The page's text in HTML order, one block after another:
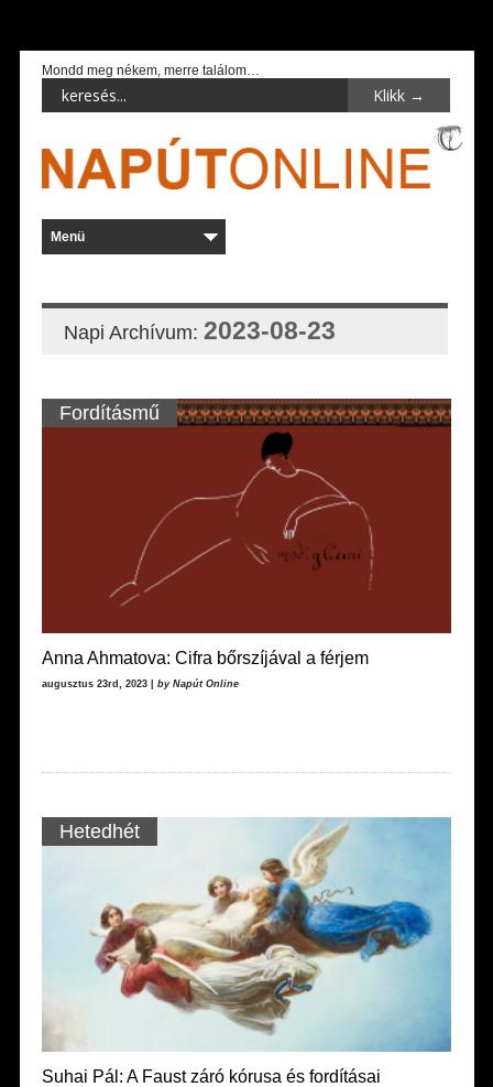
Mondd meg nékem, merre találom…
Napi Archívum: 2023-08-23
Fordításmű
Anna Ahmatova: Cifra bőrszíjával a férjem
augusztus 23rd, 2023 | by Napút Online
Hetedhét
Suhai Pál: A Faust záró kórusa és fordításai